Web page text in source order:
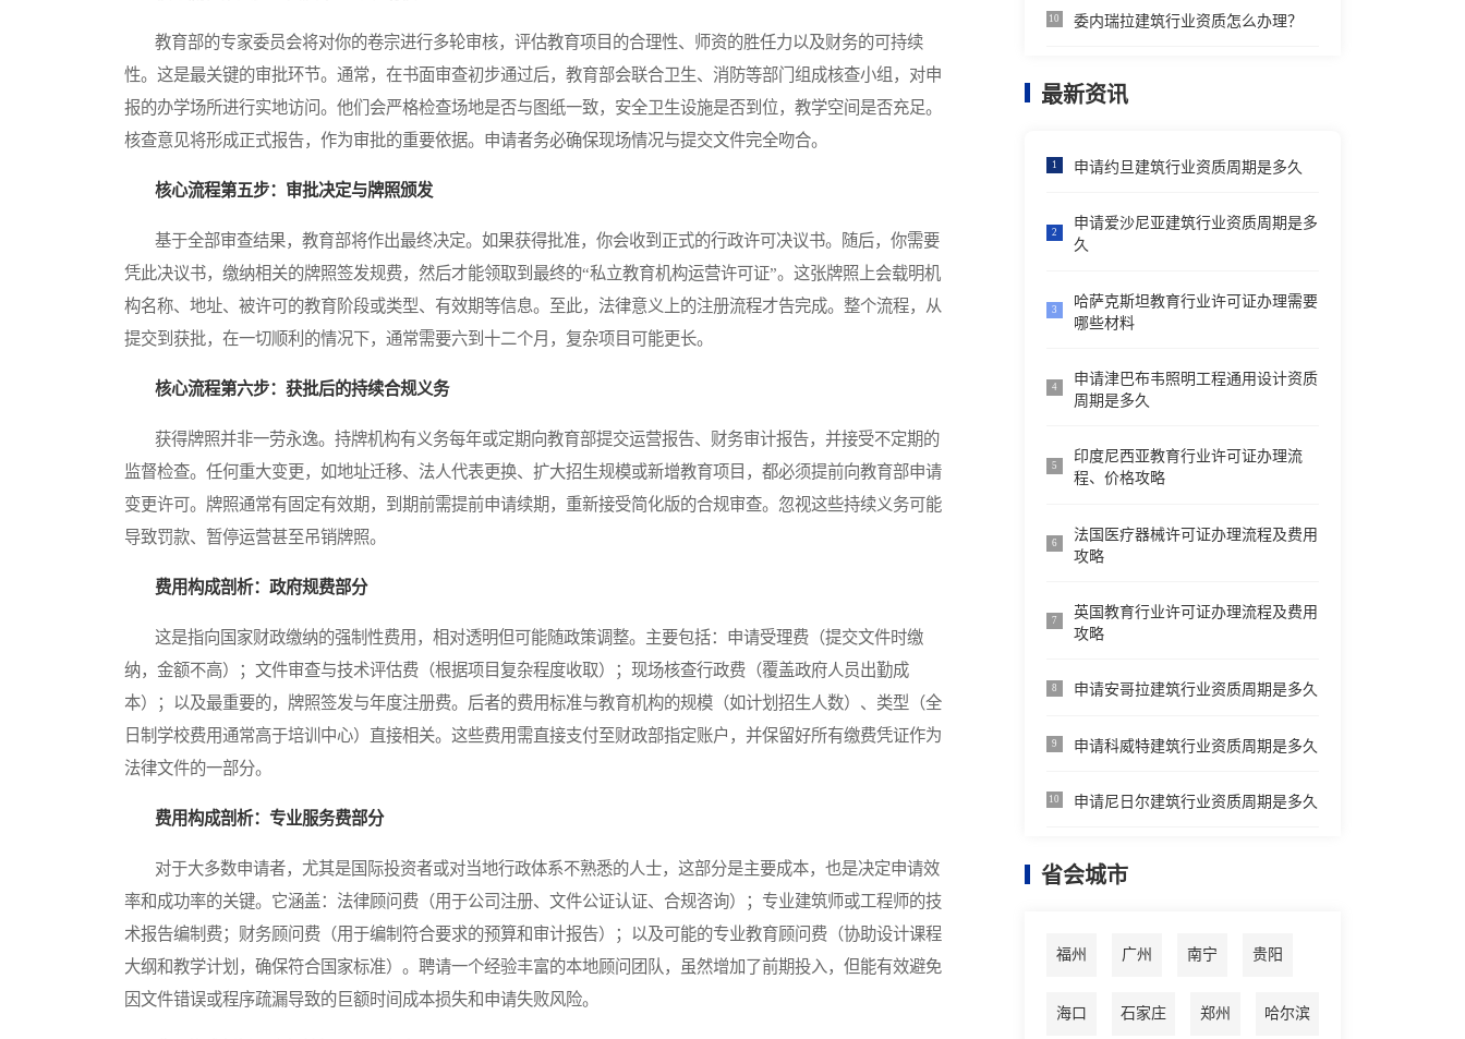
教育部的专家委员会将对你的卷宗进行多轮审核，评估教育项目的合理性、师资的胜任力以及财务的可持续
性。这是最关键的审批环节。通常，在书面审查初步通过后，教育部会联合卫生、消防等部门组成核查小组，对申
报的办学场所进行实地访问。他们会严格检查场地是否与图纸一致，安全卫生设施是否到位，教学空间是否充足。
核查意见将形成正式报告，作为审批的重要依据。申请者务必确保现场情况与提交文件完全吻合。
核心流程第五步：审批决定与牌照颁发
基于全部审查结果，教育部将作出最终决定。如果获得批准，你会收到正式的行政许可决议书。随后，你需要
凭此决议书，缴纳相关的牌照签发规费，然后才能领取到最终的“私立教育机构运营许可证”。这张牌照上会载明机
构名称、地址、被许可的教育阶段或类型、有效期等信息。至此，法律意义上的注册流程才告完成。整个流程，从
提交到获批，在一切顺利的情况下，通常需要六到十二个月，复杂项目可能更长。
核心流程第六步：获批后的持续合规义务
获得牌照并非一劳永逸。持牌机构有义务每年或定期向教育部提交运营报告、财务审计报告，并接受不定期的
监督检查。任何重大变更，如地址迁移、法人代表更换、扩大招生规模或新增教育项目，都必须提前向教育部申请
变更许可。牌照通常有固定有效期，到期前需提前申请续期，重新接受简化版的合规审查。忽视这些持续义务可能
导致罚款、暂停运营甚至吊销牌照。
费用构成剖析：政府规费部分
这是指向国家财政缴纳的强制性费用，相对透明但可能随政策调整。主要包括：申请受理费（提交文件时缴
纳，金额不高）；文件审查与技术评估费（根据项目复杂程度收取）；现场核查行政费（覆盖政府人员出勤成
本）；以及最重要的，牌照签发与年度注册费。后者的费用标准与教育机构的规模（如计划招生人数）、类型（全
日制学校费用通常高于培训中心）直接相关。这些费用需直接支付至财政部指定账户，并保留好所有缴费凭证作为
法律文件的一部分。
费用构成剖析：专业服务费部分
对于大多数申请者，尤其是国际投资者或对当地行政体系不熟悉的人士，这部分是主要成本，也是决定申请效
率和成功率的关键。它涵盖：法律顾问费（用于公司注册、文件公证认证、合规咨询）；专业建筑师或工程师的技
术报告编制费；财务顾问费（用于编制符合要求的预算和审计报告）；以及可能的专业教育顾问费（协助设计课程
大纲和教学计划，确保符合国家标准）。聘请一个经验丰富的本地顾问团队，虽然增加了前期投入，但能有效避免
因文件错误或程序疏漏导致的巨额时间成本损失和申请失败风险。
10 委内瑞拉建筑行业资质怎么办理？
最新资讯
1 申请约旦建筑行业资质周期是多久
2
申请爱沙尼亚建筑行业资质周期是多
久
3
哈萨克斯坦教育行业许可证办理需要
哪些材料
4
申请津巴布韦照明工程通用设计资质
周期是多久
5
印度尼西亚教育行业许可证办理流
程、价格攻略
6
法国医疗器械许可证办理流程及费用
攻略
7
英国教育行业许可证办理流程及费用
攻略
8 申请安哥拉建筑行业资质周期是多久
9 申请科威特建筑行业资质周期是多久
10 申请尼日尔建筑行业资质周期是多久
省会城市
福州 广州 南宁 贵阳
海口 石家庄 郑州 哈尔滨